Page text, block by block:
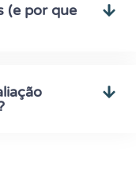
(e por que